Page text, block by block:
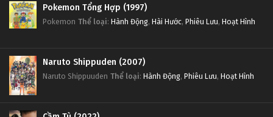
Pokemon Tổng Hợp (1997)
Pokemon Thể loại: Hành Động, Hài Hước, Phiêu Lưu, Hoạt Hình
Naruto Shippuden (2007)
Naruto Shippuuden Thể loại: Hành Động, Phiêu Lưu, Hoạt Hình